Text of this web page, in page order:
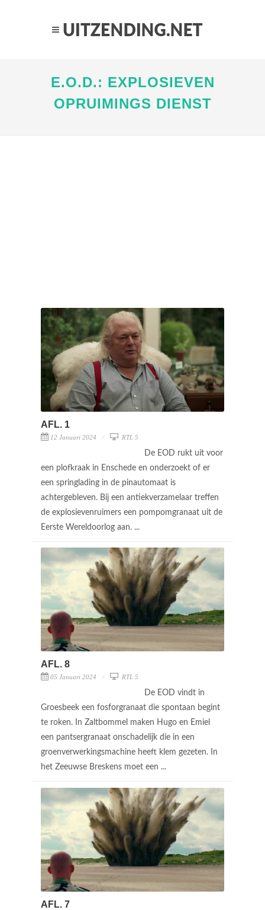
E.O.D.: EXPLOSIEVEN
OPRUIMINGS DIENST
AFL. 1
12 Januari 2024 RTL 5
De EOD rukt uit voor
een plofkraak in Enschede en onderzoekt of er
een springlading in de pinautomaat is
achtergebleven. Bij een antiekverzamelaar treffen
de explosievenruimers een pompomgranaat uit de
Eerste Wereldoorlog aan. ...
AFL. 8
05 Januari 2024 RTL 5
De EOD vindt in
Groesbeek een fosforgranaat die spontaan begint
te roken. In Zaltbommel maken Hugo en Emiel
een pantsergranaat onschadelijk die in een
groenverwerkingsmachine heeft klem gezeten. In
het Zeeuwse Breskens moet een ...
AFL. 7